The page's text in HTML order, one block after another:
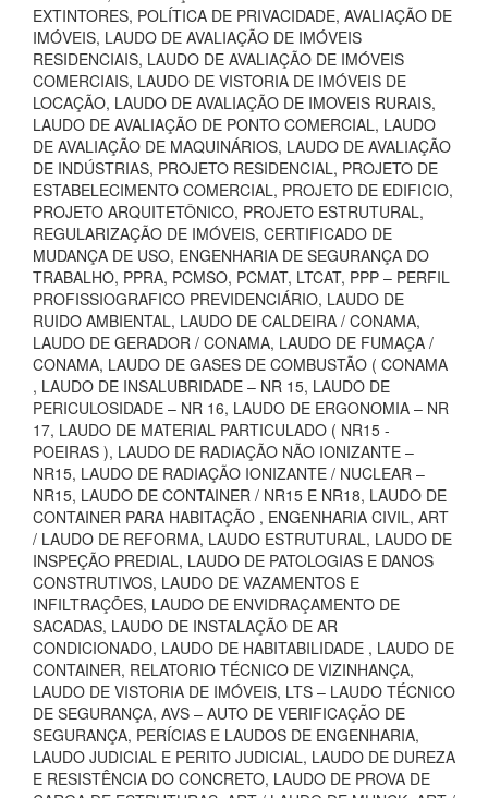
EXTINTORES, POLÍTICA DE PRIVACIDADE, AVALIAÇÃO DE
IMÓVEIS, LAUDO DE AVALIAÇÃO DE IMÓVEIS
RESIDENCIAIS, LAUDO DE AVALIAÇÃO DE IMÓVEIS
COMERCIAIS, LAUDO DE VISTORIA DE IMÓVEIS DE
LOCAÇÃO, LAUDO DE AVALIAÇÃO DE IMOVEIS RURAIS,
LAUDO DE AVALIAÇÃO DE PONTO COMERCIAL, LAUDO
DE AVALIAÇÃO DE MAQUINÁRIOS, LAUDO DE AVALIAÇÃO
DE INDÚSTRIAS, PROJETO RESIDENCIAL, PROJETO DE
ESTABELECIMENTO COMERCIAL, PROJETO DE EDIFICIO,
PROJETO ARQUITETÔNICO, PROJETO ESTRUTURAL,
REGULARIZAÇÃO DE IMÓVEIS, CERTIFICADO DE
MUDANÇA DE USO, ENGENHARIA DE SEGURANÇA DO
TRABALHO, PPRA, PCMSO, PCMAT, LTCAT, PPP – PERFIL
PROFISSIOGRAFICO PREVIDENCIÁRIO, LAUDO DE
RUIDO AMBIENTAL, LAUDO DE CALDEIRA / CONAMA,
LAUDO DE GERADOR / CONAMA, LAUDO DE FUMAÇA /
CONAMA, LAUDO DE GASES DE COMBUSTÃO ( CONAMA
, LAUDO DE INSALUBRIDADE – NR 15, LAUDO DE
PERICULOSIDADE – NR 16, LAUDO DE ERGONOMIA – NR
17, LAUDO DE MATERIAL PARTICULADO ( NR15 -
POEIRAS ), LAUDO DE RADIAÇÃO NÃO IONIZANTE –
NR15, LAUDO DE RADIAÇÃO IONIZANTE / NUCLEAR –
NR15, LAUDO DE CONTAINER / NR15 E NR18, LAUDO DE
CONTAINER PARA HABITAÇÃO , ENGENHARIA CIVIL, ART
/ LAUDO DE REFORMA, LAUDO ESTRUTURAL, LAUDO DE
INSPEÇÃO PREDIAL, LAUDO DE PATOLOGIAS E DANOS
CONSTRUTIVOS, LAUDO DE VAZAMENTOS E
INFILTRAÇÕES, LAUDO DE ENVIDRAÇAMENTO DE
SACADAS, LAUDO DE INSTALAÇÃO DE AR
CONDICIONADO, LAUDO DE HABITABILIDADE , LAUDO DE
CONTAINER, RELATORIO TÉCNICO DE VIZINHANÇA,
LAUDO DE VISTORIA DE IMÓVEIS, LTS – LAUDO TÉCNICO
DE SEGURANÇA, AVS – AUTO DE VERIFICAÇÃO DE
SEGURANÇA, PERÍCIAS E LAUDOS DE ENGENHARIA,
LAUDO JUDICIAL E PERITO JUDICIAL, LAUDO DE DUREZA
E RESISTÊNCIA DO CONCRETO, LAUDO DE PROVA DE